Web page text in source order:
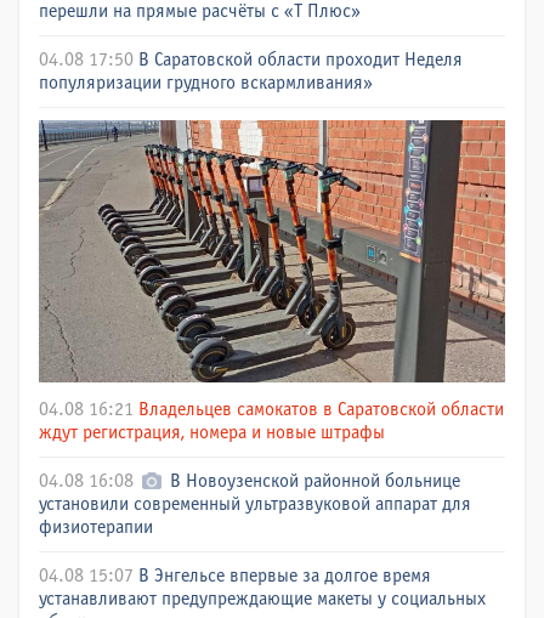
перешли на прямые расчёты с «Т Плюс»
04.08 17:50 В Саратовской области проходит Неделя
популяризации грудного вскармливания»
04.08 16:21 Владельцев самокатов в Саратовской области
ждут регистрация, номера и новые штрафы
04.08 16:08
В Новоузенской районной больнице
установили современный ультразвуковой аппарат для
физиотерапии
04.08 15:07 В Энгельсе впервые за долгое время
устанавливают предупреждающие макеты у социальных